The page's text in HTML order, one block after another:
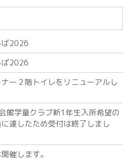
ば2026
ば2026
ー２階トイレをリニューアルし
学童クラブ新1年生入所希望の
達したため受付は終了しまし
催します。